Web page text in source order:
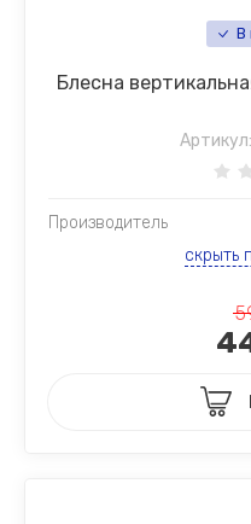
В
Блесна
Артикул:
Производитель
скрыть